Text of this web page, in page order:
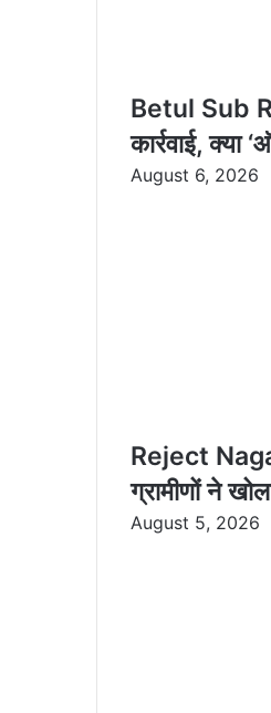
Betul Sub
कार्रवाई, क्या
August 6, 2026
Reject
ग्रामीणों ने
August 5, 2026